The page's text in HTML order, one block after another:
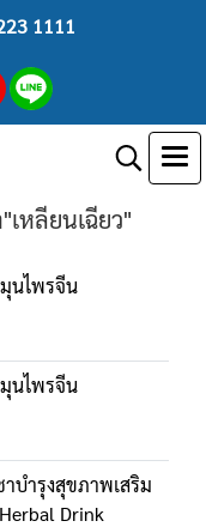
1111
หลียนเฉียว"
นไพรจีน
นไพรจีน
บำรุงสุขภาพเสริม
Drink